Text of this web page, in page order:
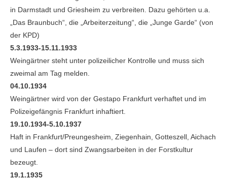
in Darmstadt und Griesheim zu verbreiten. Dazu gehörten u.a.
„Das Braunbuch“, die „Arbeiterzeitung“, die „Junge Garde“ (von
der KPD)
5.3.1933-15.11.1933
Weingärtner steht unter polizeilicher Kontrolle und muss sich
zweimal am Tag melden.
04.10.1934
Weingärtner wird von der Gestapo Frankfurt verhaftet und im
Polizeigefängnis Frankfurt inhaftiert.
19.10.1934-5.10.1937
Haft in Frankfurt/Preungesheim, Ziegenhain, Gotteszell, Aichach
und Laufen – dort sind Zwangsarbeiten in der Forstkultur
bezeugt.
19.1.1935